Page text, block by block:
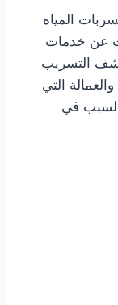
المياه
عن خدمات
التسريب
التي
السبب في